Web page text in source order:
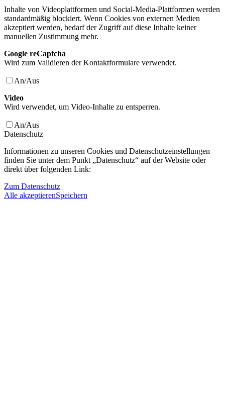
Inhalte von Videoplattformen und Social-Media-Plattformen werden
standardmäßig blockiert. Wenn Cookies von externen Medien
akzeptiert werden, bedarf der Zugriff auf diese Inhalte keiner
manuellen Zustimmung mehr.
Google reCaptcha
Wird zum Validieren der Kontaktformulare verwendet.
An/Aus
Video
Wird verwendet, um Video-Inhalte zu entsperren.
An/Aus
Datenschutz
Informationen zu unseren Cookies und Datenschutzeinstellungen
finden Sie unter dem Punkt „Datenschutz“ auf der Website oder
direkt über folgenden Link:
Zum Datenschutz
Alle akzeptierenSpeichern